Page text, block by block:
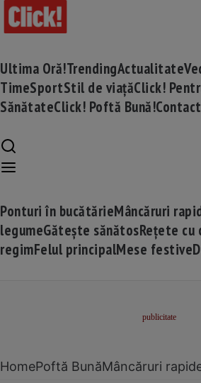
Ultima Oră!TrendingActualitate
TimeSportStil de viațăClick!
SănătateClick! Poftă Bună!Contact
Ponturi în bucătărieMâncăruri
legumeGătește sănătosRețete cu
regimFelul principalMese festive
HomePoftă BunăMâncăruri